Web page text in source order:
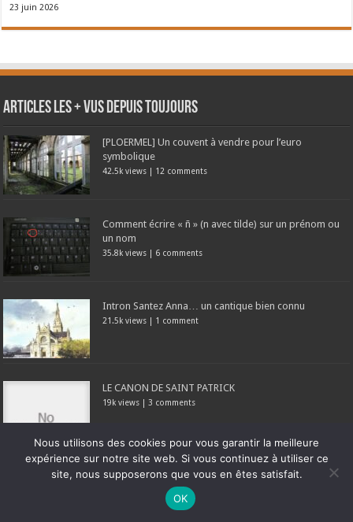
23 juin 2026
Articles les + vus depuis toujours
[PLOERMEL] Un couvent à vendre pour l’euro
symbolique
42.5k views | 12 comments
Comment écrire « ñ » (n avec tilde) sur un prénom ou
un nom
35.8k views | 6 comments
Intron Santez Anna… un cantique bien connu
21.5k views | 1 comment
LE CANON DE SAINT PATRICK
19k views | 3 comments
Prière (originale) à Sainte Cécile, patronne des
Ne manquez pas la nouveauté de Bernard Rio "LA REVOLUTION DES
CLIQUEZ ICI POUR EN SAVOIR PLUS
Nous utilisons des cookies pour vous garantir la meilleure
expérience sur notre site web. Si vous continuez à utiliser ce
site, nous supposerons que vous en êtes satisfait.
OK